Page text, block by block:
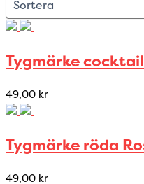
Tygmärke
49,00 kr
Tygmärke röda
49,00 kr